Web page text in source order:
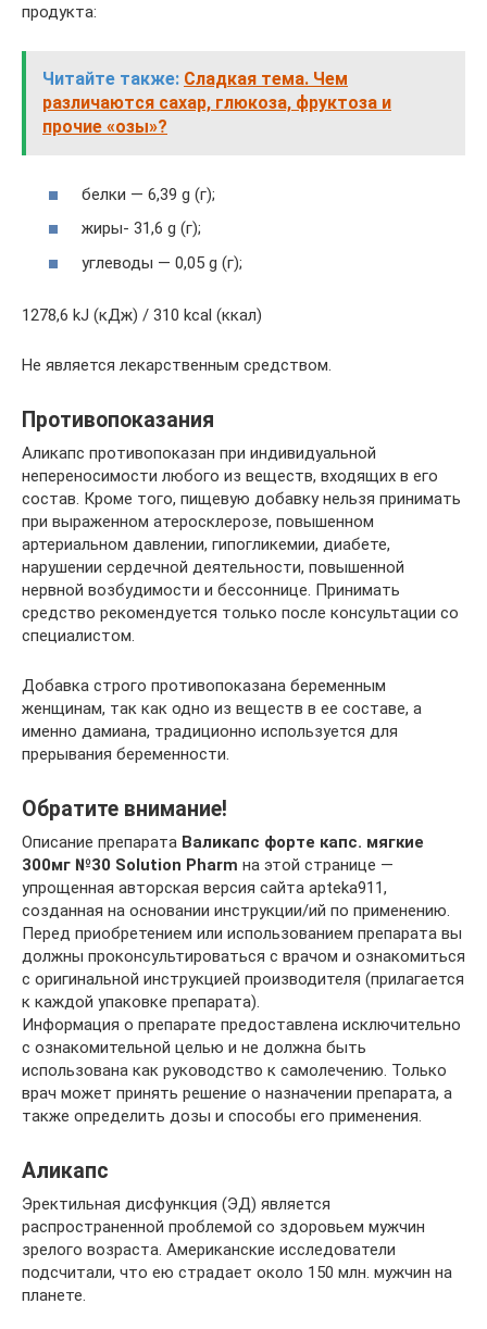
продукта:
Читайте также: Сладкая тема. Чем
различаются сахар, глюкоза, фруктоза и
прочие «озы»?
белки — 6,39 g (г);
жиры- 31,6 g (г);
углеводы — 0,05 g (г);
1278,6 kJ (кДж) / 310 kcal (ккал)
Не является лекарственным средством.
Противопоказания
Аликапс противопоказан при индивидуальной
непереносимости любого из веществ, входящих в его
состав. Кроме того, пищевую добавку нельзя принимать
при выраженном атеросклерозе, повышенном
артериальном давлении, гипогликемии, диабете,
нарушении сердечной деятельности, повышенной
нервной возбудимости и бессоннице. Принимать
средство рекомендуется только после консультации со
специалистом.
Добавка строго противопоказана беременным
женщинам, так как одно из веществ в ее составе, а
именно дамиана, традиционно используется для
прерывания беременности.
Обратите внимание!
Описание препарата Валикапс форте капс. мягкие
300мг №30 Solution Pharm на этой странице —
упрощенная авторская версия сайта apteka911,
созданная на основании инструкции/ий по применению.
Перед приобретением или использованием препарата вы
должны проконсультироваться с врачом и ознакомиться
с оригинальной инструкцией производителя (прилагается
к каждой упаковке препарата).
Информация о препарате предоставлена исключительно
с ознакомительной целью и не должна быть
использована как руководство к самолечению. Только
врач может принять решение о назначении препарата, а
также определить дозы и способы его применения.
Аликапс
Эректильная дисфункция (ЭД) является
распространенной проблемой со здоровьем мужчин
зрелого возраста. Американские исследователи
подсчитали, что ею страдает около 150 млн. мужчин на
планете.